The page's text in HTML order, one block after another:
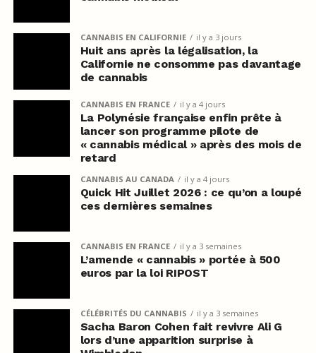
CANNABIS EN CALIFORNIE il y a 3 jours
Huit ans après la légalisation, la
Californie ne consomme pas davantage
de cannabis
CANNABIS EN FRANCE il y a 4 jours
La Polynésie française enfin prête à
lancer son programme pilote de
« cannabis médical » après des mois de
retard
CANNABIS AU CANADA il y a 4 jours
Quick Hit Juillet 2026 : ce qu’on a loupé
ces dernières semaines
CANNABIS EN FRANCE il y a 3 semaines
L’amende « cannabis » portée à 500
euros par la loi RIPOST
CÉLÉBRITÉS DU CANNABIS il y a 3 semaines
Sacha Baron Cohen fait revivre Ali G
lors d’une apparition surprise à